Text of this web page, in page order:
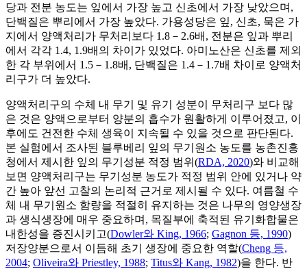
당과 전분 농도는 잎에서 가장 높고 신초에서 가장 낮았으며,
단백질은 뿌리에서 가장 높았다. 가용성당은 잎, 신초, 묵은 가
지에서 양액처리가 무처리보다 1.8－2.6배, 전분은 잎과 뿌리
에서 각각 1.4, 1.9배의 차이가 있었다. 아미노산은 신초를 제외
한 각 부위에서 1.5－1.8배, 단백질은 1.4－1.7배 차이로 양액처
리구가 더 높았다.
양액처리구의 수체 내 무기 및 유기 성분이 무처리구 보다 많
은 것은 양액으로부터 양분의 흡수가 원활하게 이루어졌고, 이
후에도 건전한 수체 생육이 지속될 수 있을 것으로 판단된다.
본 실험에서 조사된 블루베리 잎의 무기원소 농도를 농촌진흥
청에서 제시한 잎의 무기성분 적정 범위(RDA, 2020)와 비교해
보면 양액처리구는 무기성분 농도가 적정 범위 안에 있거나 약
간 높아 앞선 고찰의 논리적 근거로 제시될 수 있다. 여름철 수
체 내 무기원소 함량을 적절히 유지하는 것은 나무의 영양생장
과 생식생장에 매우 중요하며, 목질부에 축적된 유기화합물은
내한성을 증진시키고(Dowler와 King, 1966; Gagnon 등, 1990)
저장양분으로서 이듬해 초기 생장에 중요한 역할(Cheng 등,
2004; Oliveira와 Priestley, 1988; Titus와 Kang, 1982)을 한다. 반